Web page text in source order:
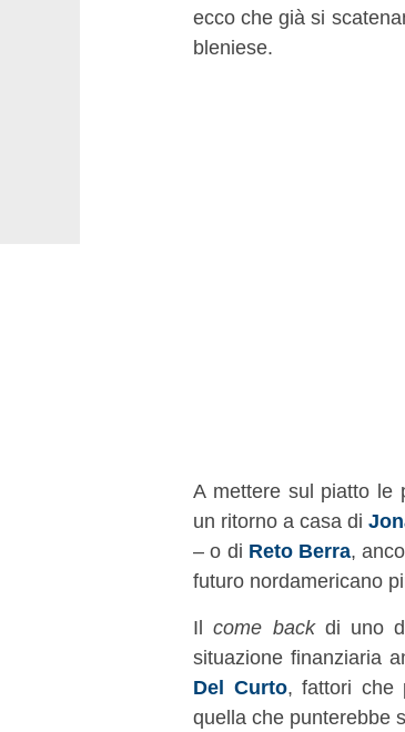
ecco che già si
bleniese.
A mettere sul piatto le
un ritorno a casa di
– o di Reto Berra,
futuro nordamericano
Ilcome backdi uno
situazione finanziaria
Del Curto, fattori che
quella che punterebbe